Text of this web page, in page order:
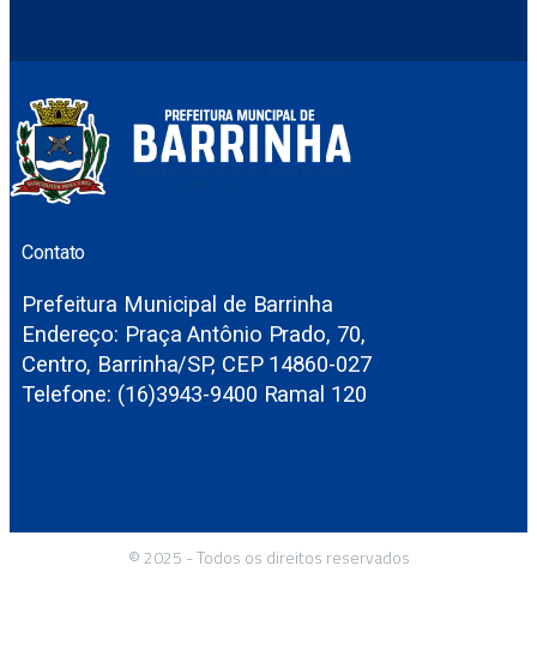
Contato
Prefeitura Municipal de Barrinha
Endereço: Praça Antônio Prado, 70,
Centro, Barrinha/SP, CEP 14860-027
Telefone: (16)3943-9400 Ramal 120
© 2025 - Todos os direitos reservados